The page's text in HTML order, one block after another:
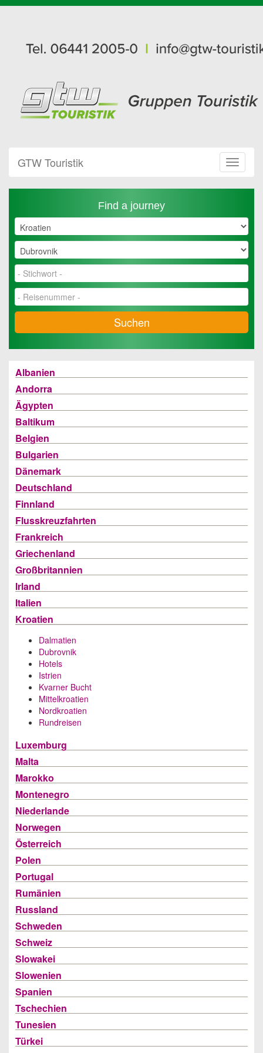
Toggle
GTW Touristik
Find a journey
Suchen
Albanien
Andorra
Ägypten
Baltikum
Belgien
Bulgarien
Dänemark
Deutschland
Finnland
Flusskreuzfahrten
Frankreich
Griechenland
Großbritannien
Irland
Italien
Kroatien
Dalmatien
Dubrovnik
Hotels
Istrien
Kvarner Bucht
Mittelkroatien
Nordkroatien
Rundreisen
Luxemburg
Malta
Marokko
Montenegro
Niederlande
Norwegen
Österreich
Polen
Portugal
Rumänien
Russland
Schweden
Schweiz
Slowakei
Slowenien
Spanien
Tschechien
Tunesien
Türkei